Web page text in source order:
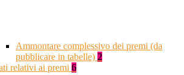
Ammontare complessivo dei premi (da
pubblicare in tabelle) 2
relativi ai premi 6